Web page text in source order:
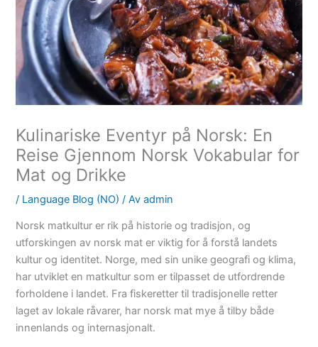
Kulinariske Eventyr på Norsk: En
Reise Gjennom Norsk Vokabular for
Mat og Drikke
/ Language Blog (NO) / Av admin
Norsk matkultur er rik på historie og tradisjon, og
utforskingen av norsk mat er viktig for å forstå landets
kultur og identitet. Norge, med sin unike geografi og klima,
har utviklet en matkultur som er tilpasset de utfordrende
forholdene i landet. Fra fiskeretter til tradisjonelle retter
laget av lokale råvarer, har norsk mat mye å tilby både
innenlands og internasjonalt.